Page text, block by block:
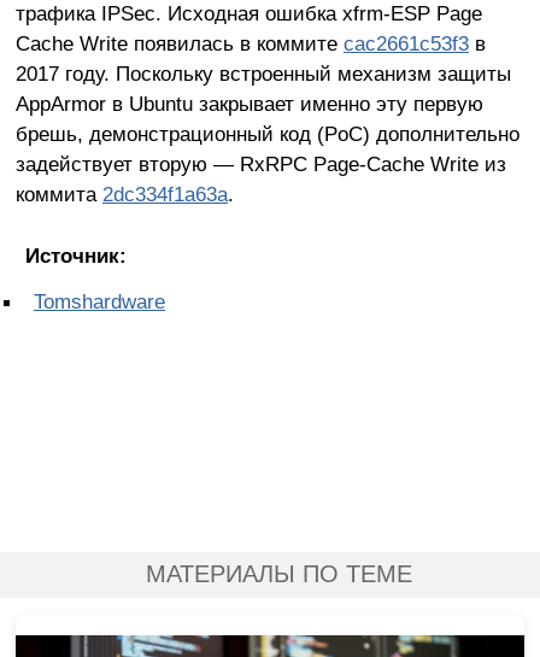
трафика IPSec. Исходная ошибка xfrm-ESP Page
Cache Write появилась в коммите cac2661c53f3в
2017 году. Поскольку встроенный механизм защиты
AppArmor в Ubuntu закрывает именно эту первую
брешь, демонстрационный код (PoC) дополнительно
задействует вторую — RxRPC Page-Cache Write из
коммита 2dc334f1a63a.
Источник:
Tomshardware
МАТЕРИАЛЫ ПО ТЕМЕ